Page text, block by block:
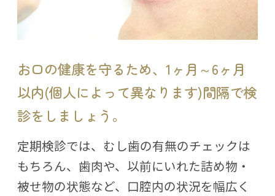
お口の健康を守るため、1ヶ月～6ヶ月
以内(個人によって異なります)間隔で検
診をしましょう。
定期検診では、むし歯の有無のチェックは
もちろん、歯肉や、以前にいれた詰め物・
被せ物の状態など、口腔内の状況を幅広く